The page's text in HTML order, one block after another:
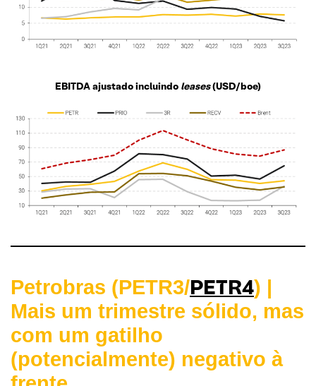
EBITDA ajustado incluindo leases(USD/boe)
Petrobras (PETR3/PETR4) |
Mais um trimestre sólido, mas
com um gatilho
(potencialmente) negativo à